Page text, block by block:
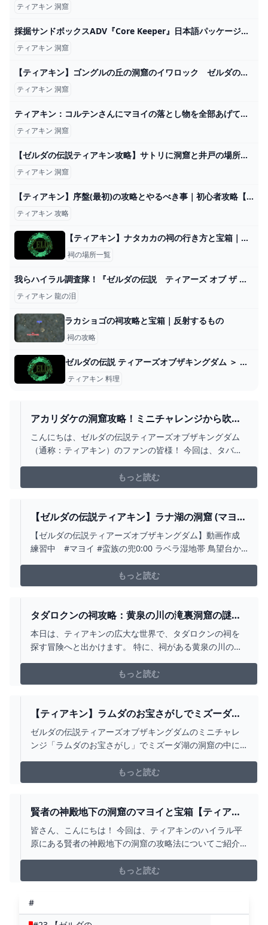
ティアキン 洞窟
採掘サンドボックスADV『Core Keeper』日本語パッケージ版2024年夏発売―PS4/PS5/スイッチ向けに Game*Spark - 国内・海外ゲーム情報サイト
ティアキン 洞窟
【ティアキン】ゴングルの丘の洞窟のイワロック ゼルダの伝説ティアーズ オブザキングダム #ゼルダの伝説 #ティアキン #zelda - YouTube
ティアキン 洞窟
ティアキン：コルテンさんにマヨイの落とし物を全部あげてみた＆その後を考察【ゼルダ ティアーズ オブ ザ キングダム日記＃68】 - 電撃オンライン
ティアキン 洞窟
【ゼルダの伝説ティアキン攻略】サトリに洞窟と井戸の場所を教えてもらう方法 ゲームサーチ
ティアキン 洞窟
【ティアキン】序盤(最初)の攻略とやるべき事｜初心者攻略【ティアーズオブザキングダム】 - ゲームウィズ
ティアキン 攻略
【ティアキン】ナタカカの祠の行き方と宝箱｜ラウルの祝福【ゼルダの伝説ティアーズオブザキングダム】
祠の場所一覧
我らハイラル調査隊！『ゼルダの伝説 ティアーズ オブ ザ キングダム』のウワサ話 – Nintendo DREAM WEB
ティアキン 龍の泪
ラカショゴの祠攻略と宝箱｜反射するもの
祠の攻略
ゼルダの伝説 ティアーズオブザキングダム ＞ 訪れぬ美食家 - nJOY
ティアキン 料理
アカリダケの洞窟攻略！ミニチャレンジから吹雪
の服やマヨイ【ティアキン】 とあるゲームブログ
の軌跡
こんにちは、ゼルダの伝説ティアーズオブザキングダム
（通称：ティアキン）のファンの皆様！ 今回は、タバン
地域は多くの冒険者にとって未知の領域であり、興味深
い場所です。 洞窟の奥には、秘宝「吹
もっと読む
【ゼルダの伝説ティアキン】ラナ湖の洞窟 (マヨ
イ） - YOUTUBE
【ゼルダの伝説ティアーズオブザキングダム】動画作成
練習中 #マヨイ #蛮族の兜0:00 ラベラ湿地帯 鳥望台か
もっと読む
タダロクンの祠攻略：黄泉の川の滝裏洞窟の謎と
マヨイ【ティアキン】 とあるゲームブログの軌跡
本日は、ティアキンの広大な世界で、タダロクンの祠を
探す冒険へと出かけます。 特に、祠がある黄泉の川の滝
しかし、心配無用！ この記事では、タダロクンの祠のあ
る黄泉の川の滝裏洞窟の行き方からマ
もっと読む
【ティアキン】ラムダのお宝さがしでミズーダ湖
の洞窟の沢山ある宝箱は瓶と火炎のズボン以外は
本当に1ルピーだけなのか全て開けて確認してみた
ゼルダの伝説ティアーズオブザキングダムのミニチャレ
ンジ「ラムダのお宝さがし」でミズーダ湖の洞窟の中に
る宝箱が1個だけ見つかりますが、その他の宝箱は1ル
もっと読む
賢者の神殿地下の洞窟のマヨイと宝箱【ティアキ
ン攻略】 とあるゲームブログの軌跡
皆さん、こんにちは！ 今回は、ティアキンのハイラル平
原にある賢者の神殿地下の洞窟の攻略法についてご紹介
部に潜むわかりづらいマヨイの場所、宝箱の位置の入手
方法までを詳しく解説します。 また、
もっと読む
#